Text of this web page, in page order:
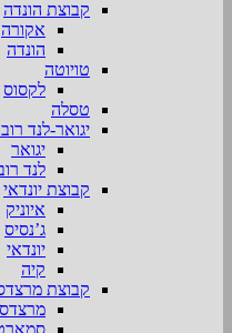
קבוצת הונדה
אקורה
הונדה
טויוטה
לקסוס
טסלה
יגואר-לנד
יגואר
לנד
קבוצת יונדאי
איוניק
ג’נסיס
יונדאי
קיה
קבוצת